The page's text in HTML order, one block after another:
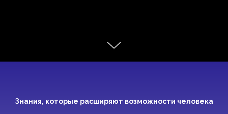
Знания, которые расширяют возможности человека